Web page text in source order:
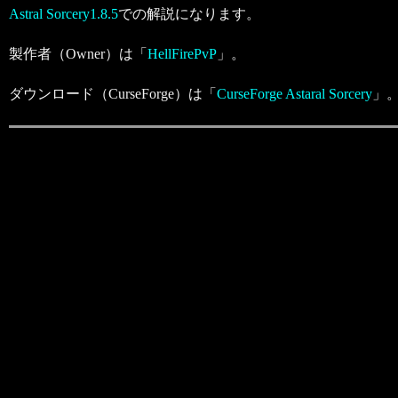
Astral Sorcery1.8.5での解説になります。
製作者（Owner）は「 HellFirePvP 」。
ダウンロード（CurseForge）は「 CurseForge Astaral Sorcery 」